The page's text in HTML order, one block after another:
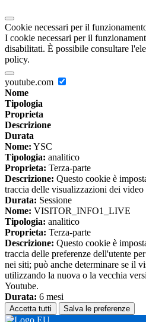
Cookie necessari per il
I cookie necessari per il
disabilitati. È possibile consultare
policy.
youtube.com
Nome
Tipologia
Proprieta
Descrizione
Durata
Nome: YSC
Tipologia: analitico
Proprieta: Terza-parte
Descrizione: Questo cookie è
traccia delle visualizzazioni dei
Durata: Sessione
Nome: VISITOR_INFO1_LIVE
Tipologia: analitico
Proprieta: Terza-parte
Descrizione: Questo cookie è
traccia delle preferenze dell'utente
nei siti; può anche determinare se il
utilizzando la nuova o la vecchia
Youtube.
Durata: 6 mesi
Accetta tutti Salva le preferenze